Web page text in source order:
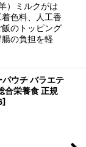
）ミルクがは
色料、人工香
のトッピング
の負担を軽
ウチ バラエテ
合栄養食 正規
]